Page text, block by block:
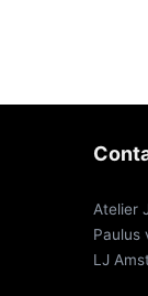
Atelier
Paulus
LJ